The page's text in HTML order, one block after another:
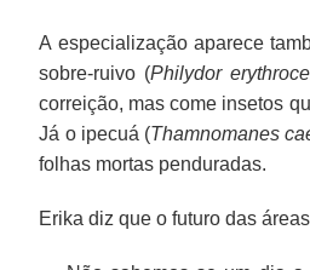
A especialização aparece
sobre-ruivo (Philydor
correição, mas come insetos
Já o ipecuá (Thamnomanes
folhas mortas penduradas.
Erika diz que o futuro das